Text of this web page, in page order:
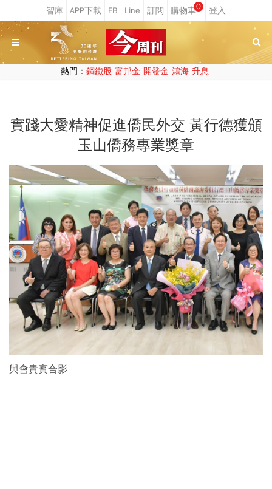
0
熱門： 鋼鐵股 富邦金 開發金 鴻海 升息
實踐大愛精神促進僑民外交 黃行德獲頒
玉山僑務專業獎章
與會貴賓合影